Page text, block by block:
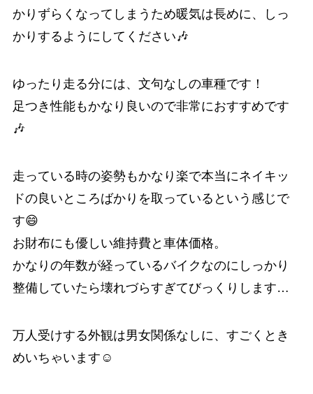
かりずらくなってしまうため暖気は長めに、しっ
かりするようにしてください🎶
ゆったり走る分には、文句なしの車種です！
足つき性能もかなり良いので非常におすすめです
🎶
走っている時の姿勢もかなり楽で本当にネイキッ
ドの良いところばかりを取っているという感じで
す😄
お財布にも優しい維持費と車体価格。
かなりの年数が経っているバイクなのにしっかり
整備していたら壊れづらすぎてびっくりします…
万人受けする外観は男女関係なしに、すごくとき
めいちゃいます☺️